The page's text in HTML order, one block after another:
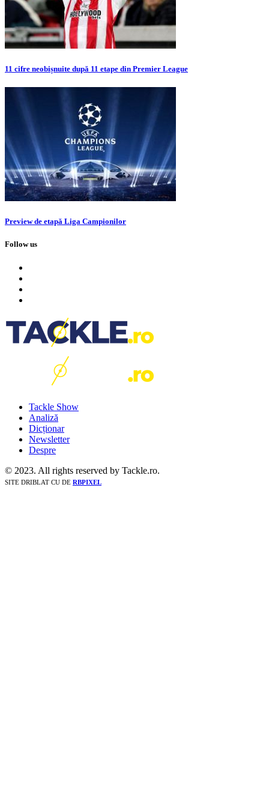
11 cifre neobișnuite după 11 etape din Premier League
Preview de etapă Liga Campionilor
Follow us
Tackle Show
Analiză
Dicționar
Newsletter
Despre
© 2023. All rights reserved by Tackle.ro.
SITE DRIBLAT CU DE RBPIXEL